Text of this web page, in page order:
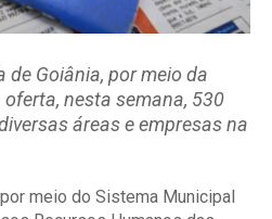
de Goiânia, por meio da
nesta semana, 530
áreas e empresas na
meio do Sistema Municipal